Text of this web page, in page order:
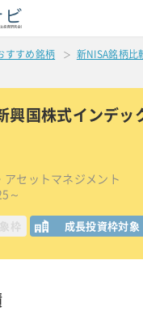
すすめ銘柄 新NISA銘柄比
興国株式インデッ
アセットマネジメント
～
枠 成長投資枠対象